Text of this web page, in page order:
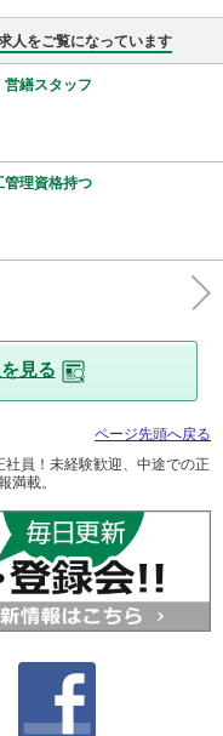
人をご覧になっています
営繕スタッフ
管理資格持つ
見る
ページ先頭へ戻る
員！未経験歓迎、中途での正
満載。